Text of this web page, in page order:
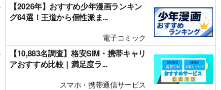
【2026年】おすすめ少年漫画ランキン
グ64選！王道から個性派ま...
電子コミック
【10,883名調査】格安SIM・携帯キャリ
アおすすめ比較｜満足度ラ...
スマホ・携帯通信サービス